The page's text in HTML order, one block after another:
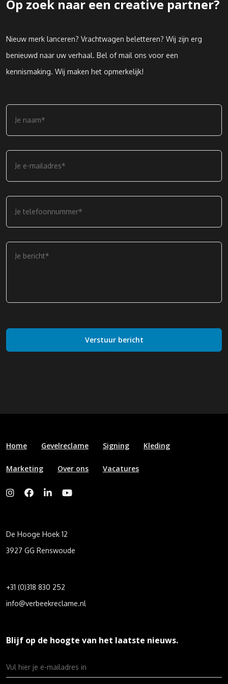
Op zoek naar een creative partner?
Nieuw merk lanceren? Vrachtwagen beletteren? Wij zijn erg
benieuwd naar uw verhaal. Bel of mail ons voor een
kennismaking. Wij maken het opmerkelijk!
Home Gevelreclame Signing Kleding
Marketing Over ons Vacatures
De Hooge Hoek 12
3927 GG Renswoude
+31 (0)318 830 252
info@verbeekreclame.nl
Blijf op de hoogte van het laatste nieuws.